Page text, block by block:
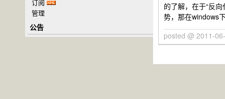
的了解，在于“反
势，那在windows
posted @ 2011-
订阅
管理
公告